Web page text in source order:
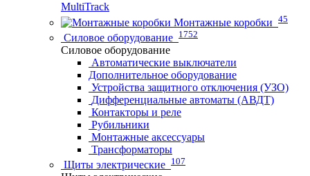
MultiTrack
Монтажные коробки 45
Силовое оборудование 1752
Силовое оборудование
Автоматические выключатели
Дополнительное оборудование
Устройства защитного отключения (УЗО)
Дифференциальные автоматы (АВДТ)
Контакторы и реле
Рубильники
Монтажные аксессуары
Трансформаторы
Щиты электрические 107